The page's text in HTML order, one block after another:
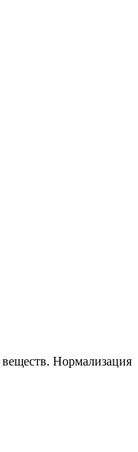
Нормализация